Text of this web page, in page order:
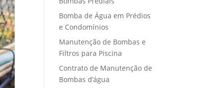
Bomba de Água em Prédios
e Condomínios
Manutenção de Bombas e
Filtros para Piscina
Contrato de Manutenção de
Bombas d’água